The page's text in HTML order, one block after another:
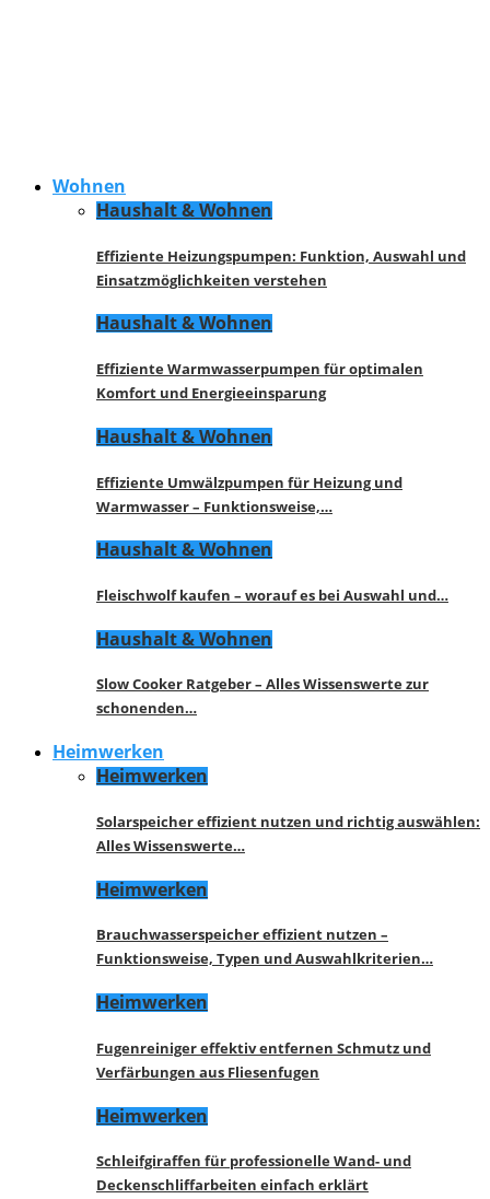
Wohnen
Haushalt & Wohnen
Effiziente Heizungspumpen: Funktion, Auswahl und
Einsatzmöglichkeiten verstehen
Haushalt & Wohnen
Effiziente Warmwasserpumpen für optimalen
Komfort und Energieeinsparung
Haushalt & Wohnen
Effiziente Umwälzpumpen für Heizung und
Warmwasser – Funktionsweise,…
Haushalt & Wohnen
Fleischwolf kaufen – worauf es bei Auswahl und…
Haushalt & Wohnen
Slow Cooker Ratgeber – Alles Wissenswerte zur
schonenden…
Heimwerken
Heimwerken
Solarspeicher effizient nutzen und richtig auswählen:
Alles Wissenswerte…
Heimwerken
Brauchwasserspeicher effizient nutzen –
Funktionsweise, Typen und Auswahlkriterien…
Heimwerken
Fugenreiniger effektiv entfernen Schmutz und
Verfärbungen aus Fliesenfugen
Heimwerken
Schleifgiraffen für professionelle Wand- und
Deckenschliffarbeiten einfach erklärt